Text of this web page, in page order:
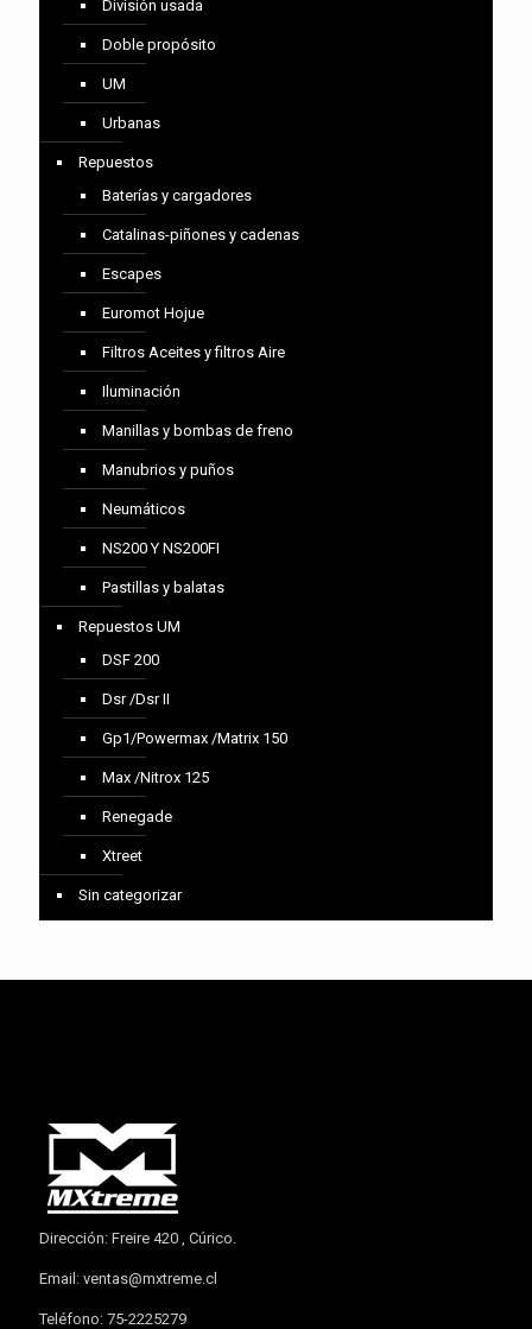
División usada
Doble propósito
UM
Urbanas
Repuestos
Baterías y cargadores
Catalinas-piñones y cadenas
Escapes
Euromot Hojue
Filtros Aceites y filtros Aire
Iluminación
Manillas y bombas de freno
Manubrios y puños
Neumáticos
NS200 Y NS200FI
Pastillas y balatas
Repuestos UM
DSF 200
Dsr /Dsr II
Gp1/Powermax /Matrix 150
Max /Nitrox 125
Renegade
Xtreet
Sin categorizar
Dirección: Freire 420 , Cúrico.
Email: ventas@mxtreme.cl
Teléfono: 75-2225279